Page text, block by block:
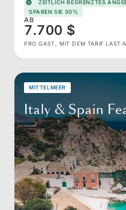
ZEITLICH BEGRENZTES
SPAREN SIE 30%
AB
7.700 $
PRO GAST, MIT DEM TARIF LAST-
MITTELMEER
Italy & Spain